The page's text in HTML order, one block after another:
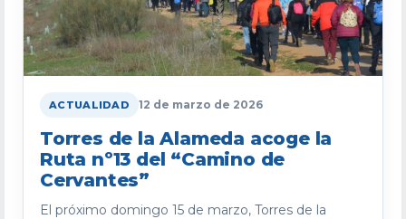
ACTUALIDAD 12 de marzo de 2026
Torres de la Alameda acoge la
Ruta nº13 del “Camino de
Cervantes”
El próximo domingo 15 de marzo, Torres de la